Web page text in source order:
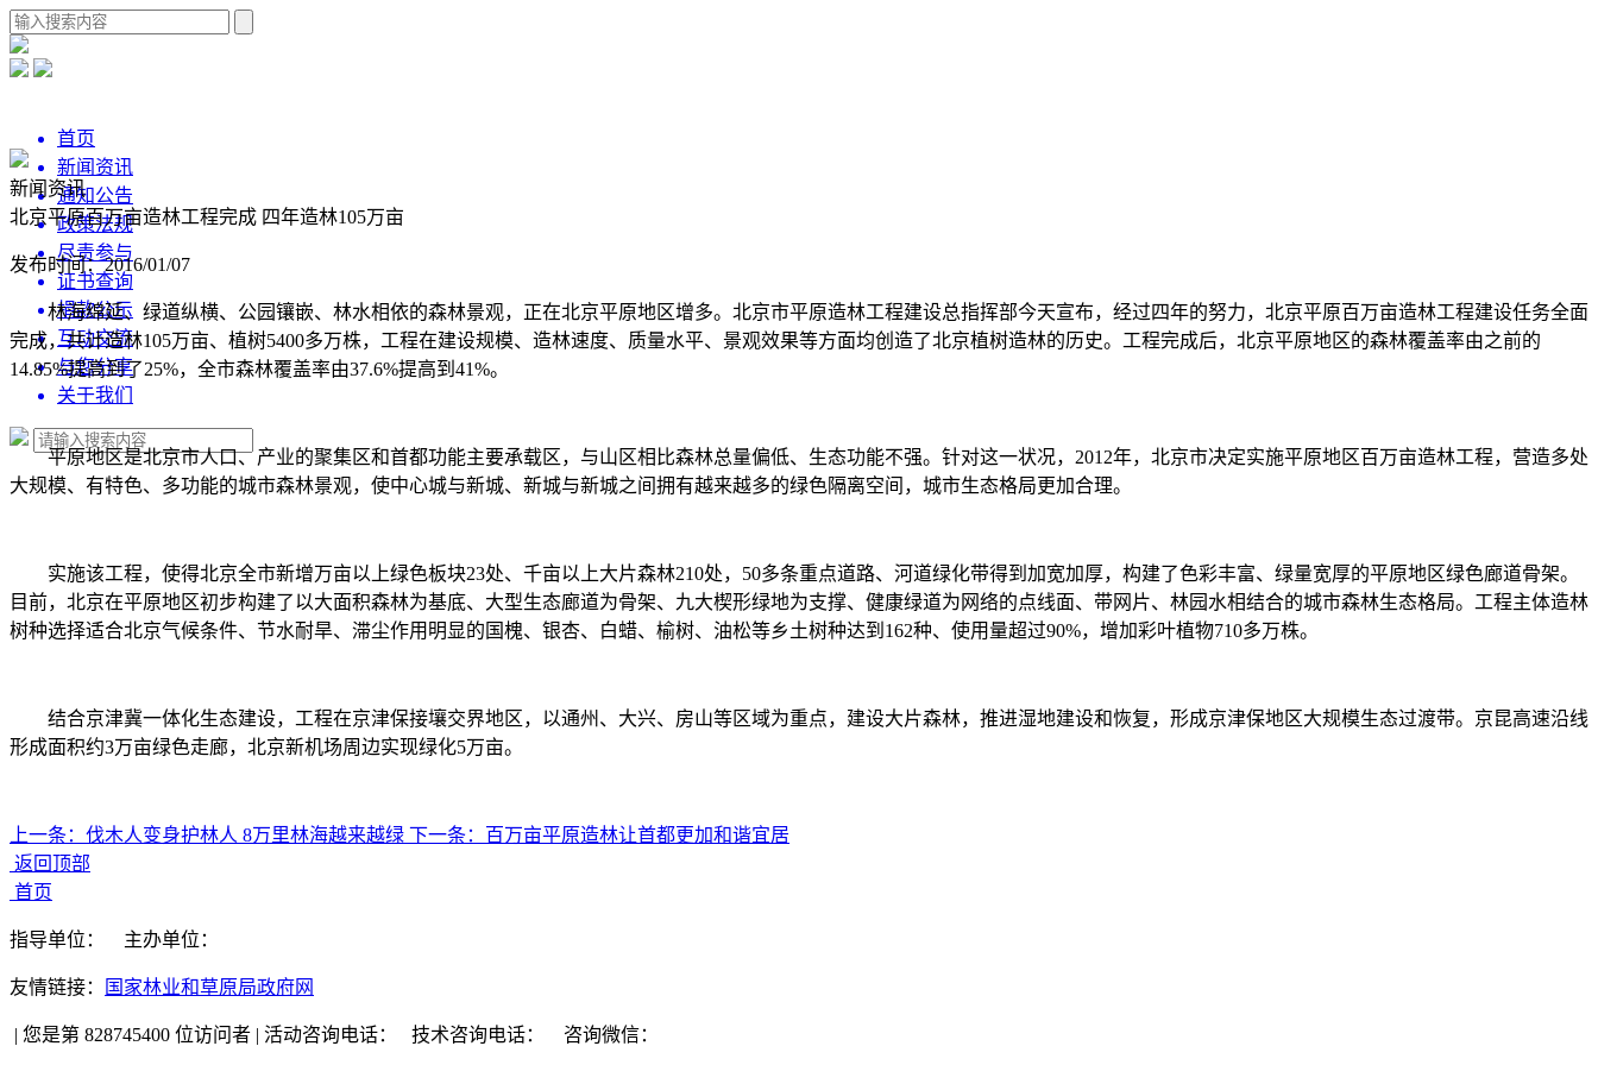
首页
新闻资讯
通知公告
政策法规
尽责参与
证书查询
捐款公示
互动交流
与您分享
关于我们
新闻资讯
北京平原百万亩造林工程完成 四年造林105万亩
发布时间：2016/01/07
林海绵延、绿道纵横、公园镶嵌、林水相依的森林景观，正在北京平原地区增多。北京市平原造林工程建设总指挥部今天宣布，经过四年的努力，北京平原百万亩造林工程建设任务全面
完成，共计造林105万亩、植树5400多万株，工程在建设规模、造林速度、质量水平、景观效果等方面均创造了北京植树造林的历史。工程完成后，北京平原地区的森林覆盖率由之前的
14.85%提高到了25%，全市森林覆盖率由37.6%提高到41%。
平原地区是北京市人口、产业的聚集区和首都功能主要承载区，与山区相比森林总量偏低、生态功能不强。针对这一状况，2012年，北京市决定实施平原地区百万亩造林工程，营造多处
大规模、有特色、多功能的城市森林景观，使中心城与新城、新城与新城之间拥有越来越多的绿色隔离空间，城市生态格局更加合理。
实施该工程，使得北京全市新增万亩以上绿色板块23处、千亩以上大片森林210处，50多条重点道路、河道绿化带得到加宽加厚，构建了色彩丰富、绿量宽厚的平原地区绿色廊道骨架。
目前，北京在平原地区初步构建了以大面积森林为基底、大型生态廊道为骨架、九大楔形绿地为支撑、健康绿道为网络的点线面、带网片、林园水相结合的城市森林生态格局。工程主体造林
树种选择适合北京气候条件、节水耐旱、滞尘作用明显的国槐、银杏、白蜡、榆树、油松等乡土树种达到162种、使用量超过90%，增加彩叶植物710多万株。
结合京津冀一体化生态建设，工程在京津保接壤交界地区，以通州、大兴、房山等区域为重点，建设大片森林，推进湿地建设和恢复，形成京津保地区大规模生态过渡带。京昆高速沿线
形成面积约3万亩绿色走廊，北京新机场周边实现绿化5万亩。
上一条： 伐木人变身护林人 8万里林海越来越绿 下一条： 百万亩平原造林让首都更加和谐宜居
返回顶部
首页
指导单位： 主办单位：
友情链接： 国家林业和草原局政府网
| 您是第 828745400 位访问者 | 活动咨询电话： 技术咨询电话： 咨询微信：